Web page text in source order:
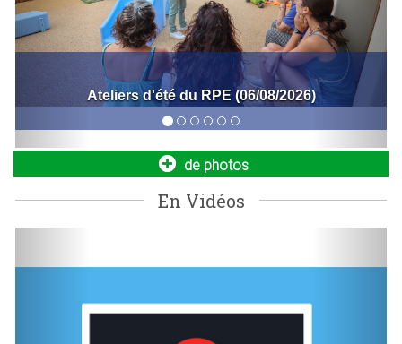
Entrepreneurs, commerçants : développez
votre activité !
Vous venez de vous installer à Bois d’Arcy ou vous
recherchez un local pour lancer ou agrandir votre
déplacements dès le 1er septembre !
La Ville met en place un nouveau service de transport dédié
Bal de la fête nationale (06/07/2026)
de photos
En Vidéos